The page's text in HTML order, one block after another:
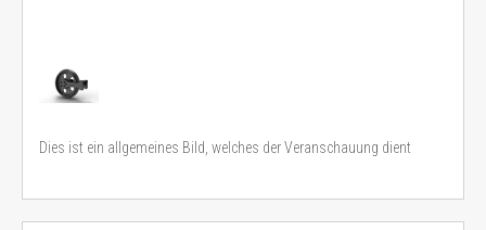
Dies ist ein allgemeines Bild, welches der Veranschauung dient